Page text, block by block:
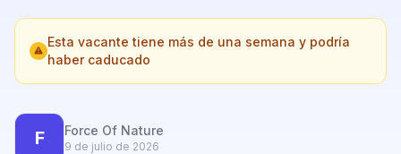
Nosotros
Contacto
Calculadora Freelance
Esta vacante tiene más de una semana y podría
haber caducado
F Force Of Nature
9 de julio de 2026